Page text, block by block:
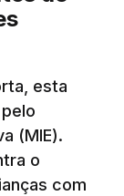
esta
(MIE).
o
com